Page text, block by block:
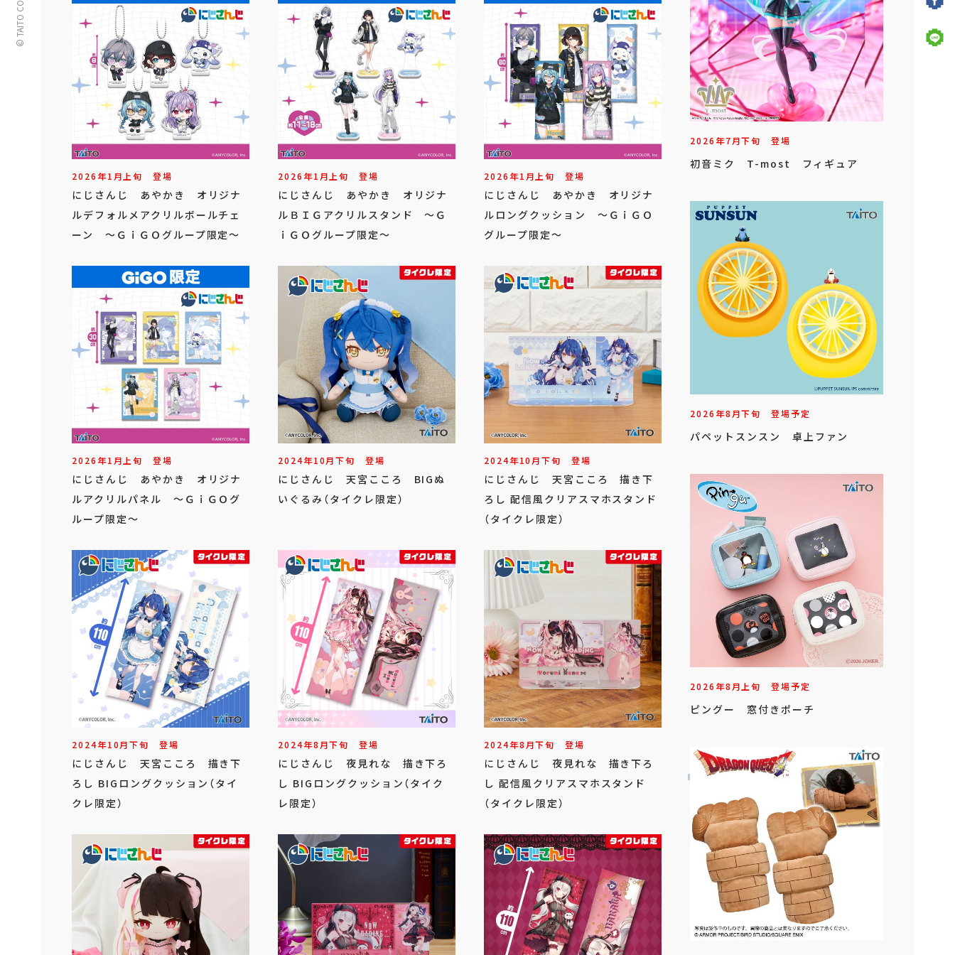
2026年1月上旬 登場
にじさんじ あやかき オリジナ
ルデフォルメアクリルボールチェ
ーン ～ＧｉＧＯグループ限定～
2026年1月上旬 登場
にじさんじ あやかき オリジナ
ルＢＩＧアクリルスタンド ～Ｇ
ｉＧＯグループ限定～
2026年1月上旬 登場
にじさんじ あやかき オリジナ
ルロングクッション ～ＧｉＧＯ
グループ限定～
2026年1月上旬 登場
にじさんじ あやかき オリジナ
ルアクリルパネル ～ＧｉＧＯグ
ループ限定～
2024年10月下旬 登場
にじさんじ 天宮こころ BIGぬ
いぐるみ（タイクレ限定）
2024年10月下旬 登場
にじさんじ 天宮こころ 描き下
ろし 配信風クリアスマホスタンド
（タイクレ限定）
2024年10月下旬 登場
にじさんじ 天宮こころ 描き下
ろし BIGロングクッション（タイ
クレ限定）
2024年8月下旬 登場
にじさんじ 夜見れな 描き下ろ
し BIGロングクッション（タイク
レ限定）
2024年8月下旬 登場
にじさんじ 夜見れな 描き下ろ
し 配信風クリアスマホスタンド
（タイクレ限定）
2026年7月下旬 登場
初音ミク T-most フィギュア
2026年8月下旬 登場予定
パペットスンスン 卓上ファン
2026年8月上旬 登場予定
ピングー 窓付きポーチ